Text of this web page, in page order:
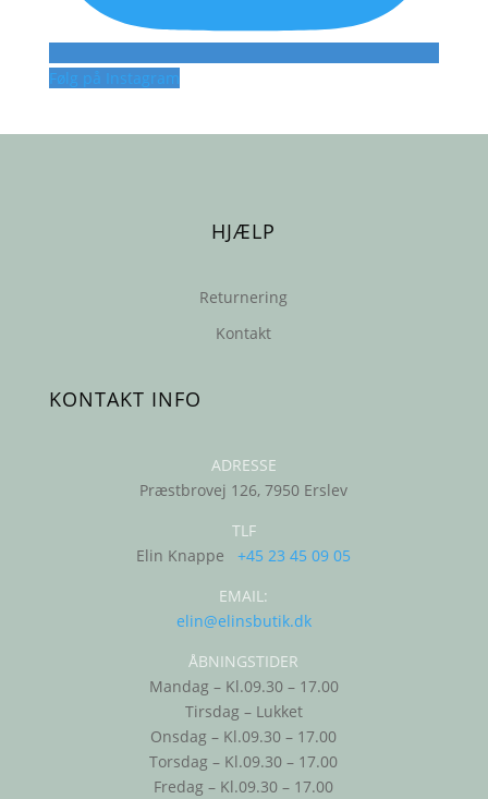
Følg på Instagram
HJÆLP
Returnering
Kontakt
KONTAKT INFO
ADRESSE
Præstbrovej 126, 7950 Erslev
TLF
Elin Knappe+45 23 45 09 05
EMAIL:
elin@elinsbutik.dk
ÅBNINGSTIDER
Mandag – Kl.09.30 – 17.00
Tirsdag – Lukket
Onsdag – Kl.09.30 – 17.00
Torsdag – Kl.09.30 – 17.00
Fredag – Kl.09.30 – 17.00